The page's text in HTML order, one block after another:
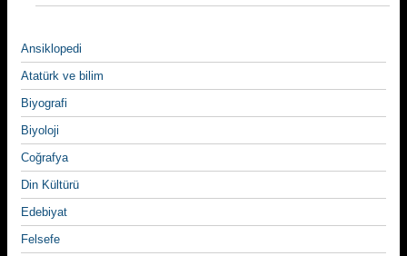
Ansiklopedi
Atatürk ve bilim
Biyografi
Biyoloji
Coğrafya
Din Kültürü
Edebiyat
Felsefe